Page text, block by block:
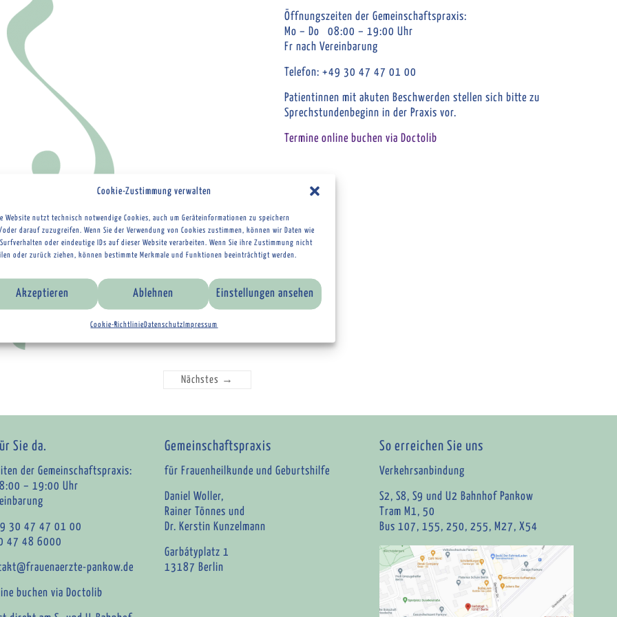
Cookie-Zustimmung verwalten
Website nutzt technisch notwendige Cookies, auch um Geräteinformationen zu speichern
darauf zuzugreifen. Wenn Sie der Verwendung von Cookies zustimmen, können wir Daten wie
oder eindeutige IDs auf dieser Website verarbeiten. Wenn Sie ihre Zustimmung nicht
oder zurück ziehen, können bestimmte Merkmale und Funktionen beeinträchtigt werden.
Akzeptieren Ablehnen Einstellungen ansehen
Cookie-RichtlinieDatenschutzImpressum
Nächstes →
Öffnungszeiten der Gemeinschaftspraxis:
Mo – Do 08:00 – 19:00 Uhr
Fr nach Vereinbarung
Telefon: +49 30 47 47 01 00
Patientinnen mit akuten Beschwerden stellen sich bitte zu
Sprechstundenbeginn in der Praxis vor.
Termine online buchen via Doctolib
Sie da.
der Gemeinschaftspraxis:
– 19:00 Uhr
30 47 47 01 00
47 48 6000
pankow.de
buchen via Doctolib
Gemeinschaftspraxis
für Frauenheilkunde und Geburtshilfe
Daniel Woller,
Rainer Tönnes und
Dr. Kerstin Kunzelmann
Garbátyplatz 1
13187 Berlin
So erreichen Sie uns
Verkehrsanbindung
S2, S8, S9 und U2 Bahnhof Pankow
Tram M1, 50
Bus 107, 155, 250, 255, M27, X54